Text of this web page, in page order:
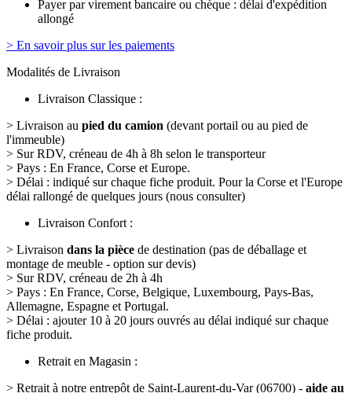
Payer par virement bancaire ou chèque : délai d'expédition
allongé
> En savoir plus sur les paiements
Modalités de Livraison
Livraison Classique :
> Livraison au pied du camion (devant portail ou au pied de
l'immeuble)
> Sur RDV, créneau de 4h à 8h selon le transporteur
> Pays : En France, Corse et Europe.
> Délai : indiqué sur chaque fiche produit. Pour la Corse et l'Europe
délai rallongé de quelques jours (nous consulter)
Livraison Confort :
> Livraison dans la pièce de destination (pas de déballage et
montage de meuble - option sur devis)
> Sur RDV, créneau de 2h à 4h
> Pays : En France, Corse, Belgique, Luxembourg, Pays-Bas,
Allemagne, Espagne et Portugal.
> Délai : ajouter 10 à 20 jours ouvrés au délai indiqué sur chaque
fiche produit.
Retrait en Magasin :
> Retrait à notre entrepôt de Saint-Laurent-du-Var (06700) - aide au